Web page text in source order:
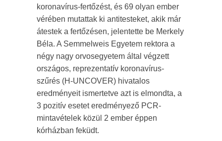
koronavírus-fertőzést, és 69 olyan ember
vérében mutattak ki antitesteket, akik már
átestek a fertőzésen, jelentette be Merkely
Béla. A Semmelweis Egyetem rektora a
négy nagy orvosegyetem által végzett
országos, reprezentatív koronavírus-
szűrés (H-UNCOVER) hivatalos
eredményeit ismertetve azt is elmondta, a
3 pozitív esetet eredményező PCR-
mintavételek közül 2 ember éppen
kórházban feküdt.